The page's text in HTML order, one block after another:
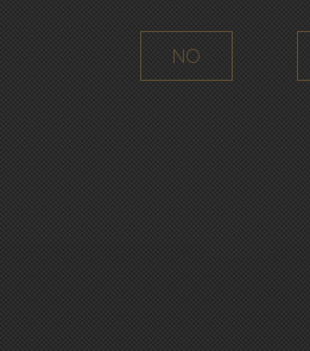
NO
The three grape varieties that we